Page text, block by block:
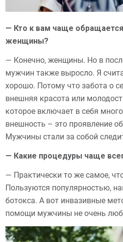
— Кто к вам чаще
женщины?
— Конечно, женщины. Но в
мужчин также выросло. Я
хорошо. Потому что забота о
внешняя красота или
которое включает в себя
внешность – это проявление
Мужчины стали за собой
— Какие процедуры чаще
— Практически то же самое,
Пользуются популярностью,
ботокса. А вот инвазивные
помощи мужчины не очень